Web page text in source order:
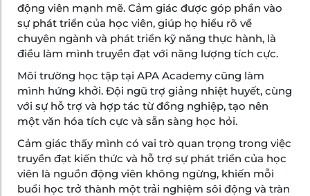
động viên mạnh mẽ. Cảm giác được góp phần vào
sự phát triển của học viên, giúp họ hiểu rõ về
chuyên ngành và phát triển kỹ năng thực hành, là
điều làm mình truyền đạt với năng lượng tích cực.
Môi trường học tập tại APA Academy cũng làm
mình hứng khởi. Đội ngũ trợ giảng nhiệt huyết, cùng
với sự hỗ trợ và hợp tác từ đồng nghiệp, tạo nên
một văn hóa tích cực và sẵn sàng học hỏi.
Cảm giác thấy mình có vai trò quan trọng trong việc
truyền đạt kiến thức và hỗ trợ sự phát triển của học
viên là nguồn động viên không ngừng, khiến mỗi
buổi học trở thành một trải nghiệm sôi động và tràn